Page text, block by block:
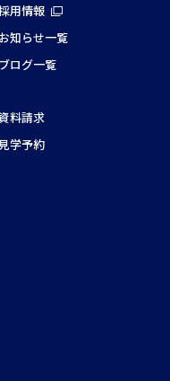
用情報
お知らせ一覧
ブログ一覧
料請求
見学予約